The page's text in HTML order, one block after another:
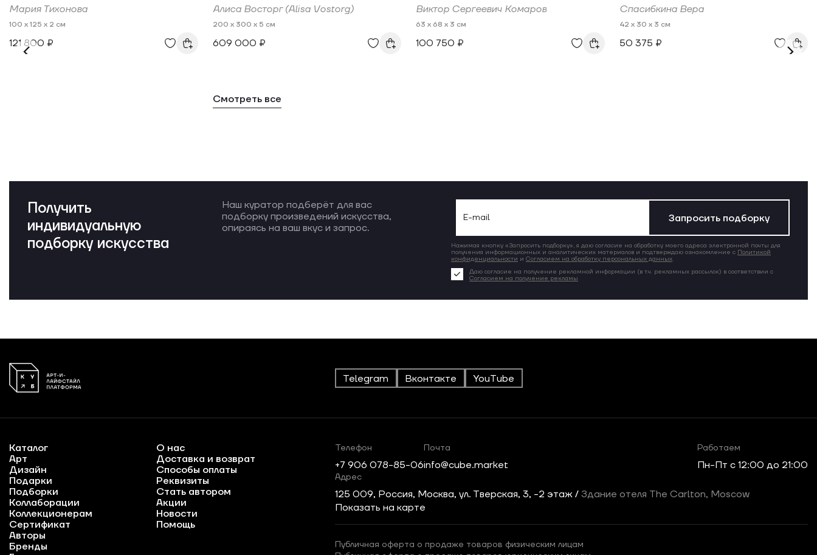
Мария Тихонова
100 x 125 x 2 см
121 800 ₽
Алиса Восторг (Alisa Vostorg)
200 x 300 x 5 см
609 000 ₽
Виктор Сергеевич Комаров
63 x 68 x 3 см
100 750 ₽
Спасибкина Вера
42 x 30 x 3 см
50 375 ₽
Смотреть все
Получить
индивидуальную
подборку искусства
Наш куратор подберёт для вас
подборку произведений искусства,
опираясь на ваш вкус и запрос.
Запросить подборку
Нажимая кнопку «Запросить подборку», я даю согласие на обработку моего адреса электронной почты для
получения информационных и аналитических материалов и подтверждаю ознакомление с Политикой
конфиденциальности и Согласием на обработку персональных данных.
Даю согласие на получение рекламной информации (в т.ч. рекламных рассылок) в соответствии с
Согласием на получение рекламы
Telegram Вконтакте YouTube
Каталог
Арт
Дизайн
Подарки
Подборки
Коллаборации
Коллекционерам
Сертификат
Авторы
Бренды
О нас
Доставка и возврат
Способы оплаты
Реквизиты
Стать автором
Акции
Новости
Помощь
Телефон
+7 906 078-85-06
Почта
info@cube.market
Работаем
Пн-Пт c 12:00 до 21:00
Адрес
125 009, Россия, Москва, ул. Тверская, 3, -2 этаж / Здание отеля The Carlton, Moscow
Показать на карте
Публичная оферта о продаже товаров физическим лицам